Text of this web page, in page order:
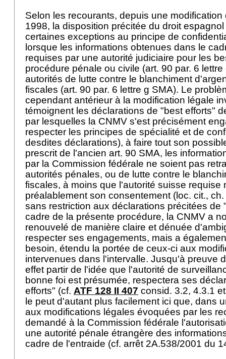
Selon les recourants, depuis une
1998, la disposition précitée du droit
certaines exceptions au principe de
lorsque les informations obtenues dans le
requises par une autorité judiciaire pour les
procédure pénale ou civile (art. 90 par. 6
autorités de lutte contre le blanchiment
fiscales (art. 90 par. 6 lettre g SMA). Le
cependant antérieur à la modification légale
témoignent les déclarations de "best efforts"
par lesquelles la CNMV s'est précisément
respecter les principes de spécialité et de
desdites déclarations), à faire tout son
prescrit de l'ancien art. 90 SMA, les
par la Commission fédérale ne soient pas
autorités pénales, ou de lutte contre le
fiscales, à moins que l'autorité suisse requise
préalablement son consentement (loc. cit.,
sans restriction aux déclarations précitées de
cadre de la présente procédure, la CNMV a
renouvelé de manière claire et dénuée
respecter ses engagements, mais a
besoin, étendu la portée de ceux-ci aux
intervenues dans l'intervalle. Jusqu'à preuve
effet partir de l'idée que l'autorité de
bonne foi est présumée, respectera ses
efforts" (cf. ATF 128 II 407 consid. 3.2, 4.3.1
le peut d'autant plus facilement ici que, dans
aux modifications légales évoquées par les
demandé à la Commission fédérale
une autorité pénale étrangère des
cadre de l'entraide (cf. arrêt 2A.538/2001 du